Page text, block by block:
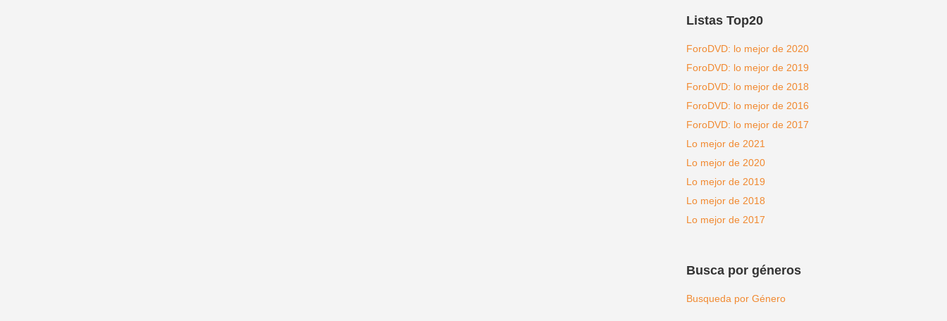
Listas Top20
ForoDVD: lo mejor de 2020
ForoDVD: lo mejor de 2019
ForoDVD: lo mejor de 2018
ForoDVD: lo mejor de 2016
ForoDVD: lo mejor de 2017
Lo mejor de 2021
Lo mejor de 2020
Lo mejor de 2019
Lo mejor de 2018
Lo mejor de 2017
Busca por géneros
Busqueda por Género